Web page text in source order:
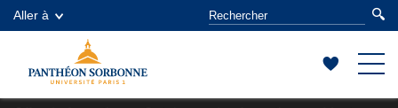
Aller à